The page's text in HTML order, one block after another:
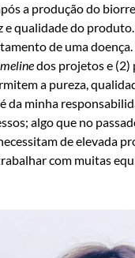
a produção do
qualidade do
de uma
dos projetos e (2)
a pureza,
da minha
algo que no
de elevada
com muitas